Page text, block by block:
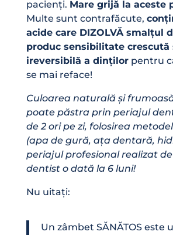
pacienți. Mare grijă la aceste
Multe sunt contrafăcute,
acide care DIZOLVĂ smalțul
produc sensibilitate crescută
ireversibilă a dințilorpentru
se mai reface!
Culoarea naturală și
poate păstra prin periajul
de 2 ori pe zi, folosirea
(apa de gură, ața dentară,
periajul profesional realizat
dentist o dată la 6 luni!
Nu uitați:
Un zâmbet SĂNĂTOS este